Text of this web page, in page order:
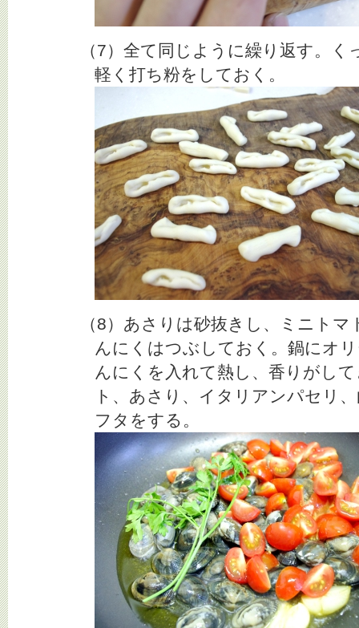
（7）全て同じように繰り返す。
軽く打ち粉をしておく。
（8）あさりは砂抜きし、ミニト
んにくはつぶしておく。鍋にオ
んにくを入れて熱し、香りがし
ト、あさり、イタリアンパセリ
フタをする。